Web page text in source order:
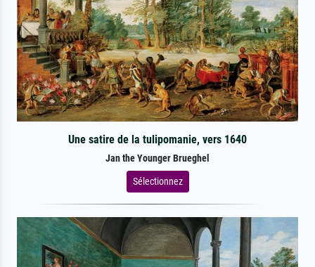
Une satire de la tulipomanie, vers 1640
Jan the Younger Brueghel
Sélectionnez